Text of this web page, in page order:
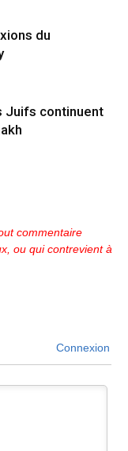
du
Juifs continuent
commentaire
ou qui contrevient à
Connexion